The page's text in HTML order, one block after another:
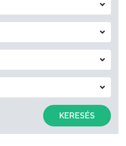
KERESÉS